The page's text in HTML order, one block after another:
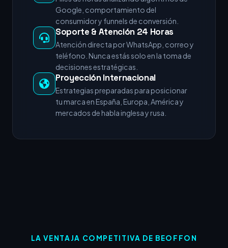
Google, comportamiento del
consumidor y funnels de conversión.
Soporte & Atención 24 Horas
Atención directa por WhatsApp, correo y
teléfono. Nunca estás solo en la toma de
decisiones estratégicas.
Proyección Internacional
Estrategias preparadas para posicionar
tu marca en España, Europa, América y
mercados de habla inglesa y rusa.
LA VENTAJA COMPETITIVA DE BEOFFON